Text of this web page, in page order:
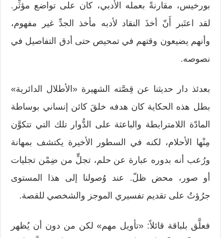
بورخيس، مقارنةً بعمله الأدبي، كان على تواضع مؤثِّر.
لقد اعتَبر أَنّ أخذَ النقاد لأدبه مأخذ الجدِّ غير مفهوم،
وأنهم يضيعون وقتهم في تمحيص حتى أدق التفاصيل في
نصوصه.
بعدئذ دار حديثنا عن قِصَّته الشهيرة «الأطلال الدائرية»
بطل هذه الحكاية كان هدفه خلقَ كائن إنساني بوساطة
المادّة اللامترابطة والباعثة على الدُّوار تلك التي تتكوَّن
مِنْها الأحلام، لكنه في السطور الأخيرة يكتشف بمهانة
ورُعب أنه بدوره عبارة عن حلم، تجلٍّ من ضِمْن تجليات
أو صور، محض ظلّ. عند وُصولنا إلى هذا المستوى
جرُؤتُ على تقديم تفسيري الموجز والشخصي للقصة.
فعلَّق بلباقة قائلاً: «تأويل مهم» لكن من دون أن يُظهر